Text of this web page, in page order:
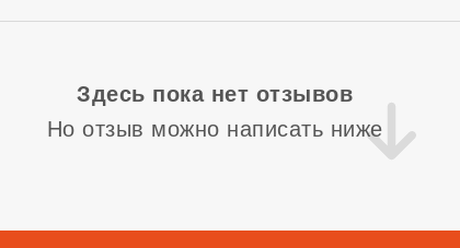
Здесь пока нет отзывов
Но отзыв можно написать ниже